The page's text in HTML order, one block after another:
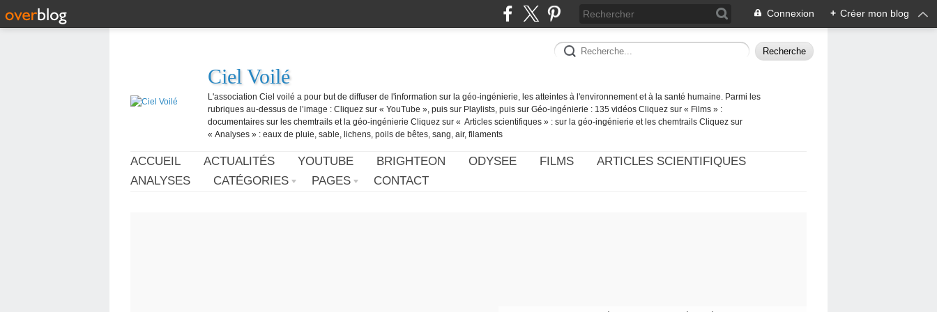
Connexion + Créer mon blog
Ciel Voilé
L'association Ciel voilé a pour but de diffuser de l'information sur la géo-ingénierie, les atteintes à l'environnement et à la santé humaine. Parmi les
rubriques au-dessus de l’image : Cliquez sur « YouTube », puis sur Playlists, puis sur Géo-ingénierie : 135 vidéos Cliquez sur « Films » :
documentaires sur les chemtrails et la géo-ingénierie Cliquez sur « Articles scientifiques » : sur la géo-ingénierie et les chemtrails Cliquez sur
« Analyses » : eaux de pluie, sable, lichens, poils de bêtes, sang, air, filaments
ACCUEIL ACTUALITÉS YOUTUBE BRIGHTEON ODYSEE FILMS
ARTICLES SCIENTIFIQUES
ANALYSES
CATÉGORIES PAGES CONTACT